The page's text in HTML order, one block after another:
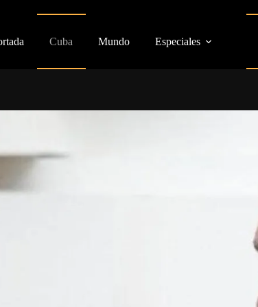
Cuba Mundo Especiales